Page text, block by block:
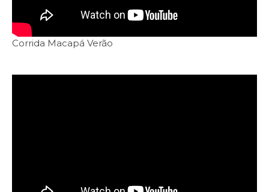
Corrida Macapá Verão